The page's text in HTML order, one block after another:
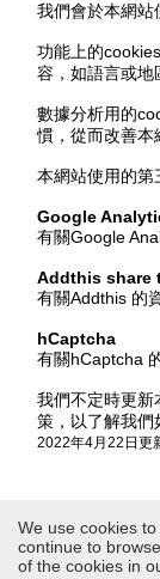
我們會於本網站
功能上的
容，如語言或地
數據分析用的
慣，從而改善本
本網站使用的第
Google
有關Google
Addthis share
有關Addthis 的
hCaptcha
有關hCaptcha
我們不定時更新
策，以了解我們
2022年4月22日更
We use cookies
continue to
of the cookies in